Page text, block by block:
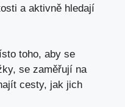
a aktivně hledají
toho, aby se
se zaměřují na
cesty, jak jich